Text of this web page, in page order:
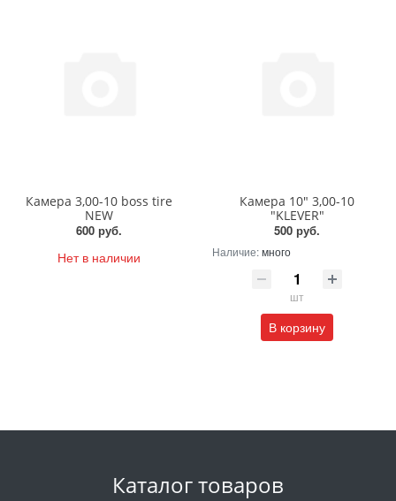
Камера 3,00-10 boss tire
NEW
600 руб.
Нет в наличии
Камера 10" 3,00-10
"KLEVER"
500 руб.
Наличие:много
шт
В корзину
Каталог товаров